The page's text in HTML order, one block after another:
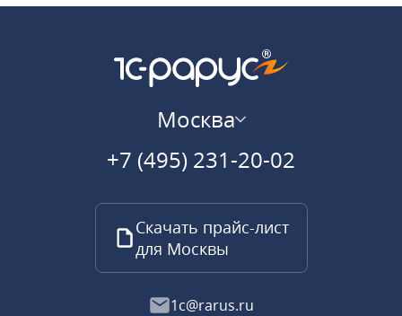
Москва
+7 (495) 231-20-02
Скачать прайс-лист
для Москвы
1c@rarus.ru